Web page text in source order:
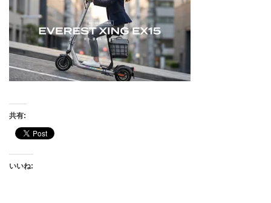
共有:
いいね: